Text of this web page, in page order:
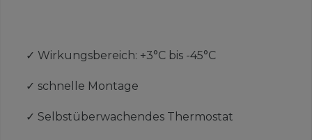
✓ Wirkungsbereich: +3°C bis -45°C
✓ schnelle Montage
✓ Selbstüberwachendes Thermostat